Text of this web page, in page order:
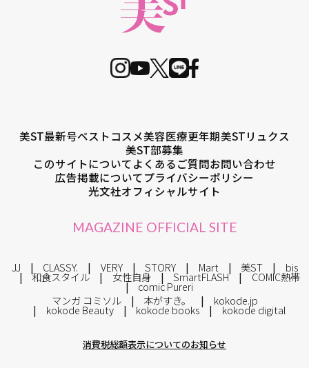
美ST最新号ベストコスメ美容医療更年期美STリュクス
美ST部募集
このサイトについてよくあるご質問お問い合わせ
広告掲載についてプライバシーポリシー
光文社オフィシャルサイト
MAGAZINE OFFICIAL SITE
JJ CLASSY. VERY STORY Mart 美ST bis
和食スタイル 女性自身 SmartFLASH COMIC熱帯
comic Pureri
マンガ コミソル
本がすき。 kokode.jp
kokode Beauty kokode books kokode digital
消費税総額表示についてのお知らせ